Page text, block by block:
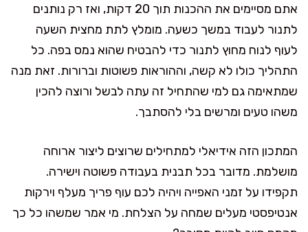
אתם מסיימים את ההכנות תוך 20 דקות, ואז רק נותנים
לתנור לעבוד במשך כשעה. מומלץ לתת מחצית השעה
לעוף לנוח מחוץ לתנור כדי להבטיח שהוא נמס בפה. כל
התהליך כולו לא קשה, וההוראות פשוטות וברורות. זאת מנה
שמתאימה גם למי שהתחיל זה עתה לבשל ורוצה להכין
משהו טעים ומרשים בלי להסתבך.
המתכון הזה אידיאלי למתחילים שרוצים ליצור ארוחה
מושלמת. מדובר בכל תבנית בעבודה פשוטה וישירה.
תקפידו על זמני האפייה ויהיה לכם עוף פריך מעלף וירקות
אנטיפסטי מעלים שמחה על הצלחת. מי אמר שמשהו כל כך